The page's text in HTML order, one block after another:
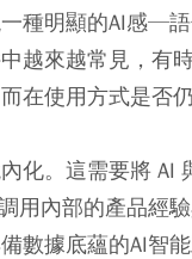
種明顯的AI感─
越來越常見，有
在使用方式是否仍
化。這需要將 AI
用內部的產品經
數據底蘊的AI智